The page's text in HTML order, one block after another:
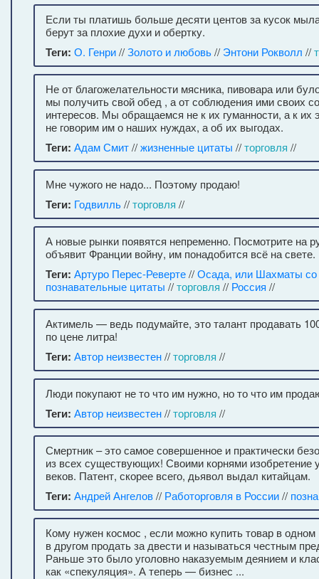
Если ты платишь больше десяти центов за кусок
берут за плохие духи и обертку.
Теги: О. Генри//Золото и любовь// Энтони Рокволл //
Не от благожелательности мясника, пивовара или
мы получить свой обед , а от соблюдения ими своих
интересов. Мы обращаемся не к их гуманности, а к их
не говорим им о наших нуждах, а об их выгодах.
Теги: Адам Смит//жизненные цитаты //торговля //
Мне чужого не надо... Поэтому продаю!
Теги: Годвилль//торговля //
А новые рынки появятся непременно. Посмотрите на
объявит Франции войну, им понадобится всё на свете.
Теги: Артуро Перес-Реверте//Осада, или Шахматы
познавательные цитаты //торговля // Россия //
Актимель — ведь подумайте, это талант продавать
по цене литра!
Теги: Автор неизвестен//торговля //
Люди покупают не то что им нужно, но то что им
Теги: Автор неизвестен//торговля //
Смертник – это самое совершенное и практически
из всех существующих! Своими корнями изобретение
веков. Патент, скорее всего, дьявол выдал китайцам.
Теги: Андрей Ангелов// Работорговля в России//
Кому нужен космос , если можно купить товар в одном
в другом продать за двести и называться честным
Раньше это было уголовно наказуемым деянием и
как «спекуляция». А теперь — бизнес ...